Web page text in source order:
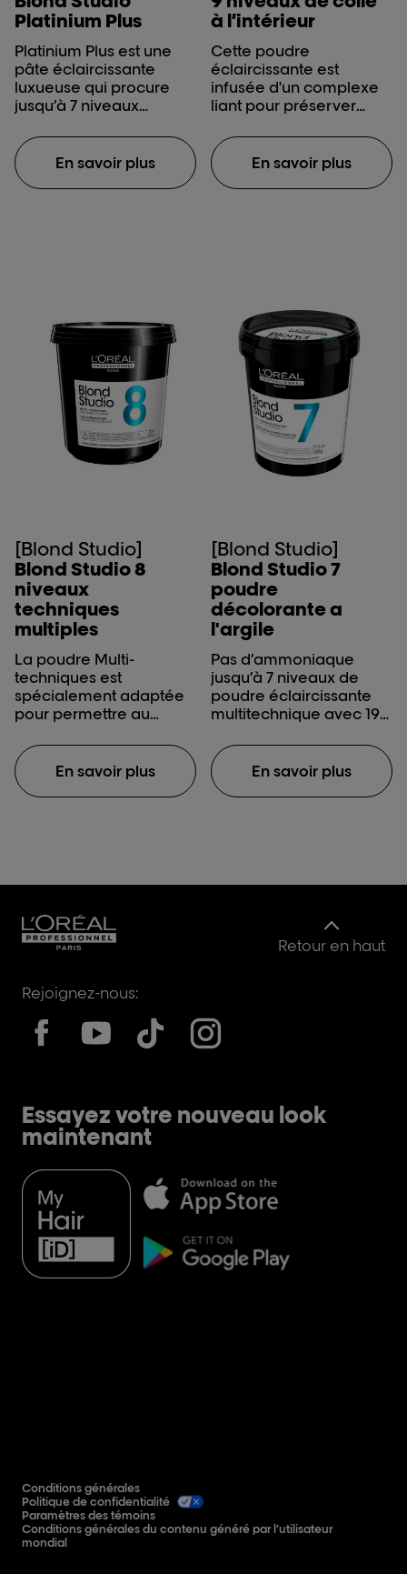
Platinium Plus
Platinium Plus est une
pâte éclaircissante
luxueuse qui procure
jusqu’à 7 niveaux
En savoir plus
à l’intérieur
Cette poudre
éclaircissante est
infusée d'un complexe
liant pour préserver
pendant le
soulèvement. Pas de
mélange
l’éclaircissement est la
protection. Créez
l’ensemble de
protection ultime en
incorporant les
traitements Metal Detox
et Vitamino Acidic
Sealer dans le cadre du
service de luttage.
En savoir plus
[Blond Studio]
Blond Studio 8
niveaux
techniques
multiples
La poudre Multi-
techniques est
spécialement adaptée
pour permettre au
flexibilité d’effectuer
des techniques en plein
air telles que des
En savoir plus
[Blond Studio]
Blond Studio 7
poudre
décolorante a
l'argile
Pas d’ammoniaque
jusqu’à 7 niveaux de
poudre éclaircissante
multitechnique avec 19%
épaisse idéale pour le
balayage.En savoir plus
Retour en haut
Rejoignez-nous:
Essayez votre nouveau look
maintenant
Conditions générales
Politique de confidentialité
Paramètres des témoins
Conditions générales du contenu généré par l’utilisateur
mondial